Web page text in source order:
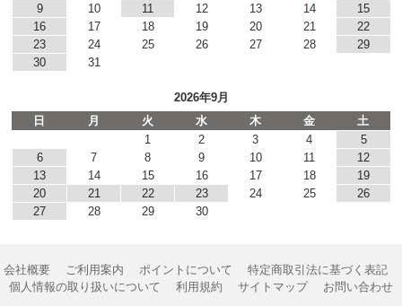
9
10 11 12 13 14
15
16
17 18 19 20 21
22
23
24 25 26 27 28
29
30
31
2026年9月
日
月 火 水 木 金
土
1
2 3 4
5
6
7 8 9 10 11
12
13
14 15 16 17 18
19
20
21 22 23 24 25
26
27
28 29 30
会社概要 ご利用案内 ポイントについて
特定商取引法に基づく表記
個人情報の取り扱いについて
利用規約 サイトマップ お問い合わせ